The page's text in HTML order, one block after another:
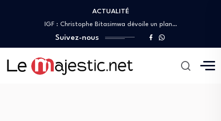
ACTUALITÉ
Première sortie médiatique de Christophe Bitasimwa Bahii…
IGF : Christophe Bitasimwa dévoile un plan…
DGDA/Kasaï occidental : Mbuyi wa Tambwe Bruno…
JIFA 2026 : Patrick Muyaya aux côtés…
RDC : Patrick Muyaya appelle les journalistes…
Première sortie médiatique de Christophe Bitasimwa Bahii…
Suivez-nous